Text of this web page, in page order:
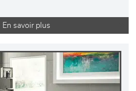
En savoir plus